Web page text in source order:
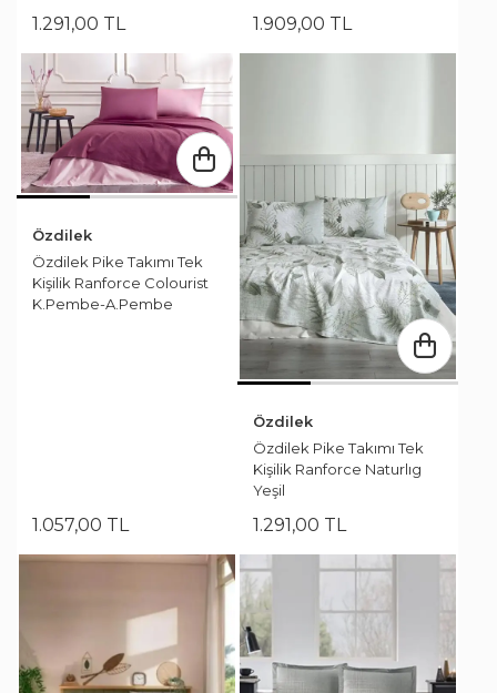
1.291 ,00 TL 1.909,00 TL
Özdilek
Özdilek Pike Takımı Tek
Kişilik Ranforce Colourist
K.Pembe-A.Pembe
1.057,00 TL
Özdilek
Özdilek Pike Takımı Tek
Kişilik Ranforce Naturlıg
Yeşil
1.291,00 TL